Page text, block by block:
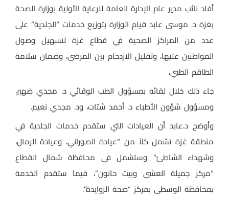
أفاد نائب مدير عام الإدارة العامة للرعاية الأولية بوزارة الصحة
بغزة د. موسى عابد قيام الوزارة بتوزيع خدمات “الجلدية” على
عدد من المراكز الصحية في قطاع غزة لتسهيل وصول
المواطنين عليها، وتقليل الازدحام بين المرضى، وضمان سلامة
الطاقم الطبي،
جاء ذلك خلال لقائه بمسؤول الطب الوقائي د. مجدي ضهير،
ومسؤول شؤون الأطباء د. أحمد شتات، ود. مجدي نعيم.
وأوضح د.عابد أن العيادات التي ستقدم خدمات الجلدية في
منطقة غزة تشمل كلاً من “عيادة الصوراني، وعيادة الرمال،
وشهداء الشاطئ” وستشمل في محافظة شمال القطاع
“مركز جميلة العشي وبيت حانون”، فيما ستقدم الخدمة
بمحافظة الوسطى بمركز “صحة الزوايدة”.